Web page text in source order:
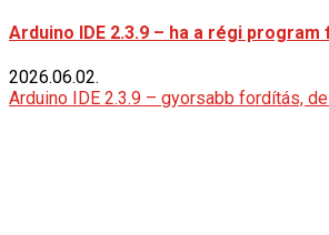
Arduino IDE 2.3.9 – ha a régi
2026.06.02.
Arduino IDE 2.3.9 – gyorsabb fordítás,